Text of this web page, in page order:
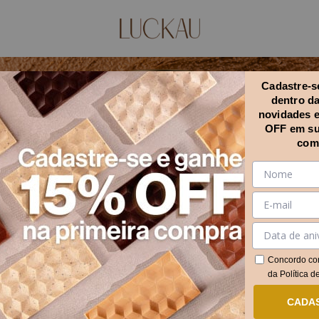
Início Sabores . Paçoca Cremosa
Paçoca Cremosa FILTRAR
Descubra os chocolates sem açúcar da Luckau que combinam saúde
e sabor irresistível. Experimente agora e transforme seu dia!
Cadastre-
dentro
novidades
OFF em
Concordo
da Política